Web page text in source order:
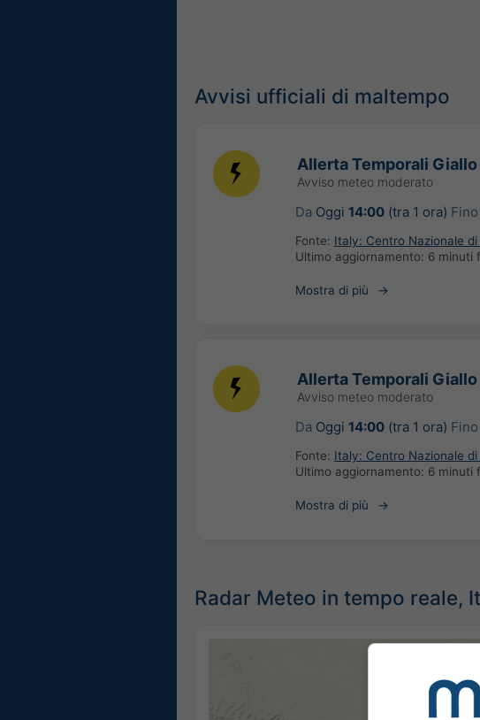
Avvisi ufficiali di maltempo
Allerta Temporali
Avviso meteo moderato
Da Oggi 14:00(tra 1 ora) Fino
Fonte: Italy: Centro Nazionale
Ultimo aggiornamento: 6 minuti
Mostra di più
Allerta Temporali
Avviso meteo moderato
Da Oggi 14:00(tra 1 ora) Fino
Fonte: Italy: Centro Nazionale
Ultimo aggiornamento: 6 minuti
Mostra di più
Radar Meteo in tempo reale,